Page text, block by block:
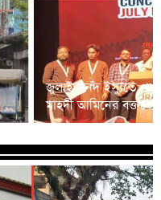
জুলাই সনদ ইস্যুতে
মাহদী আমিনের